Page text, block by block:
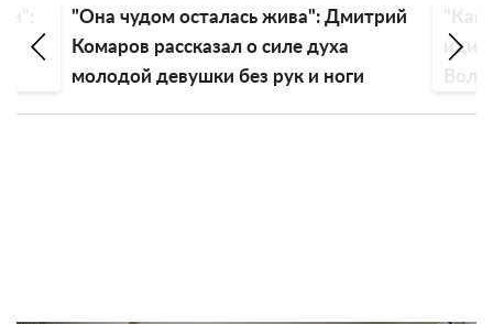
"Она чудом осталась жива": Дмитрий
Комаров рассказал о силе духа
молодой девушки без рук и ноги